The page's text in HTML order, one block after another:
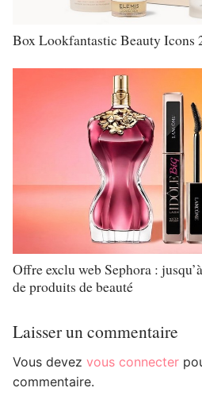
Box Lookfantastic Beauty Icons
Offre exclu web Sephora :
de produits de beauté
Laisser un commentaire
Vous devez vous connecter
commentaire.